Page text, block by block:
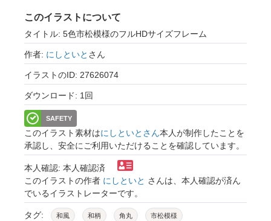
このイラストについて
タイトル: 5色市松模様のフルHDサイズフレーム
作者: にしといと さん
イラストのID: 27626074
ダウンロード: 1回
SAFETY
このイラスト素材はにしといとさん本人が制作したことを
承認し、安全にご利用いただけることを確認しています。
本人確認: 本人確認済
このイラストの作者 にしといと さんは、本人確認が済ん
でいるイラストレーターです。
タグ: 和風 和柄 角丸 市松模様